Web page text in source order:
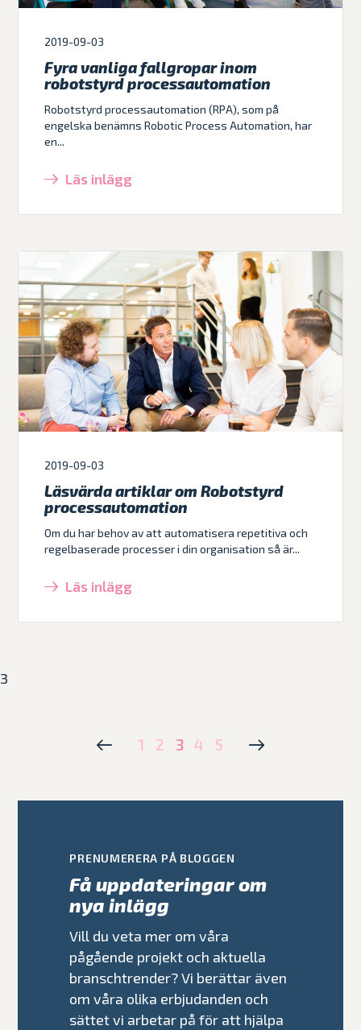
2019-09-03
Fyra vanliga fallgropar inom
robotstyrd processautomation
Robotstyrd processautomation (RPA), som på
engelska benämns Robotic Process Automation, har
en...
Läs inlägg
2019-09-03
Läsvärda artiklar om Robotstyrd
processautomation
Om du har behov av att automatisera repetitiva och
regelbaserade processer i din organisation så är...
Läs inlägg
3
1 2 3 4 5
PRENUMERERA PÅ BLOGGEN
Få uppdateringar om
nya inlägg
Vill du veta mer om våra
pågående projekt och aktuella
branschtrender? Vi berättar även
om våra olika erbjudanden och
sättet vi arbetar på för att hjälpa